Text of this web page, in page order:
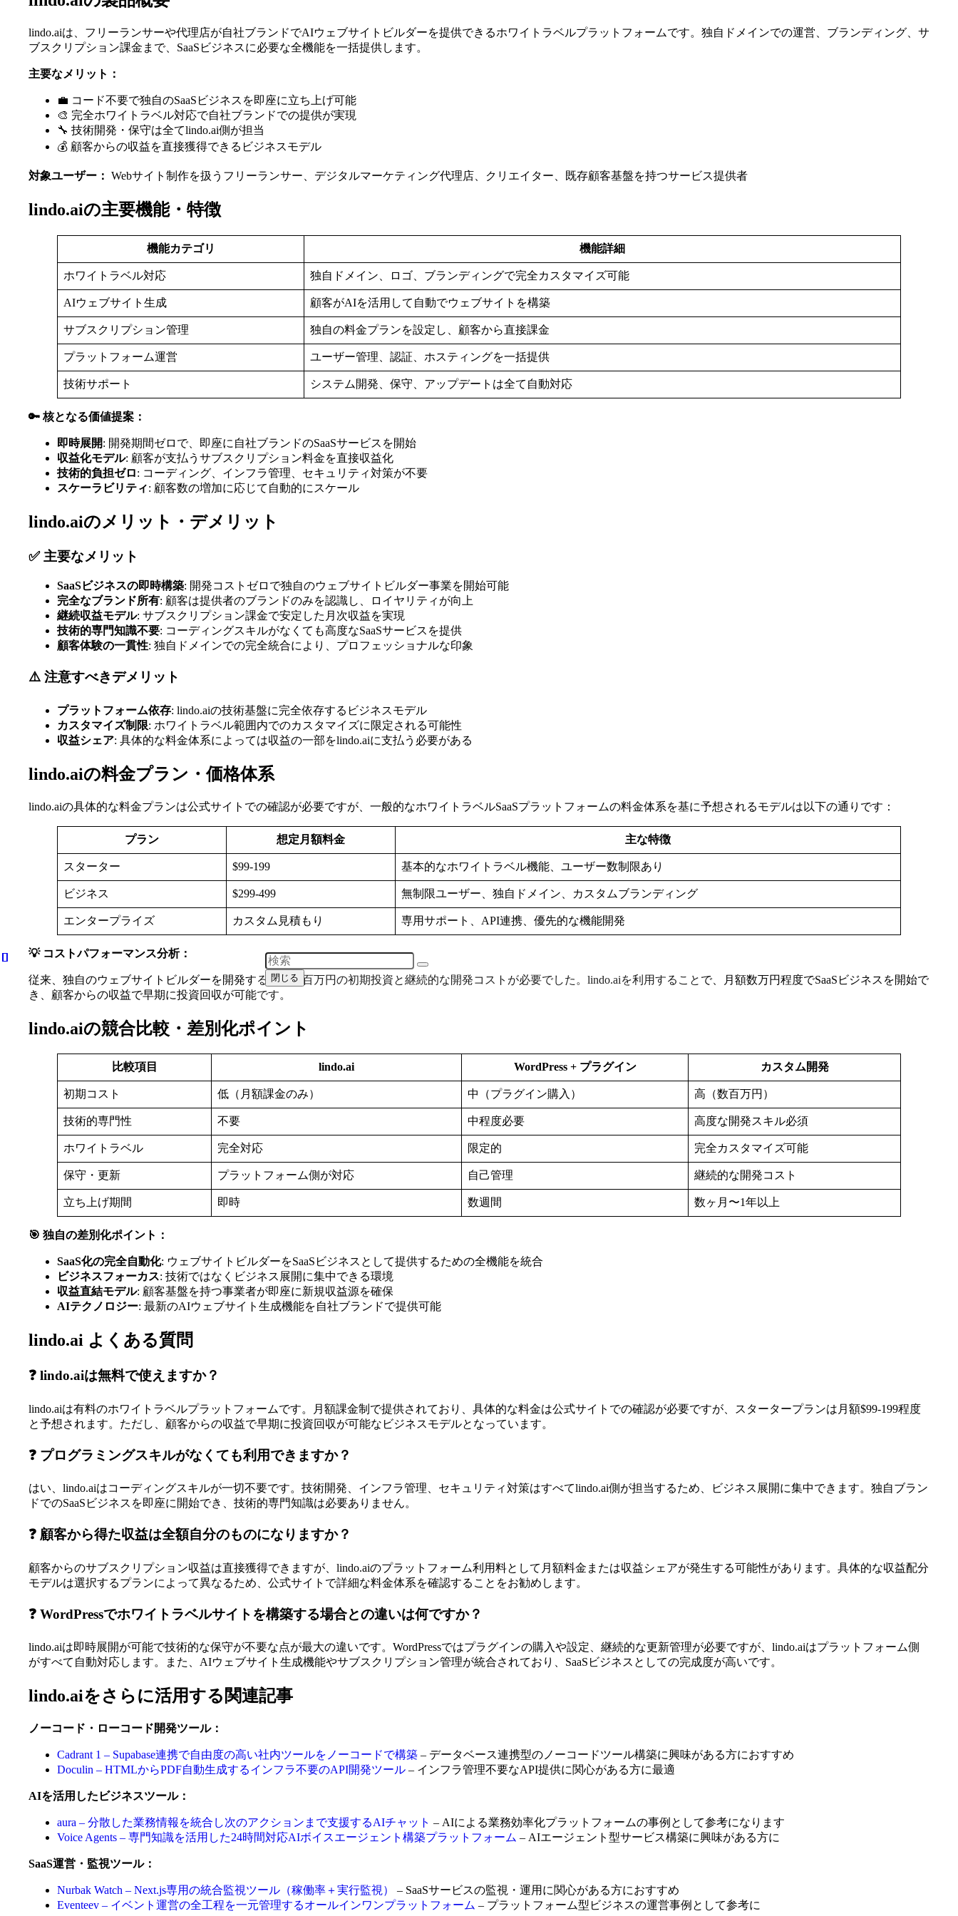
lindo.aiは、フリーランサーや代理店が自社ブランドでAIウェブサイトビルダーを提供できるホワイトラベルプラットフォームです。独自ドメインでの運営、ブランディング、サ
ブスクリプション課金まで、SaaSビジネスに必要な全機能を一括提供します。
主要なメリット：
💼 コード不要で独自のSaaSビジネスを即座に立ち上げ可能
🎨 完全ホワイトラベル対応で自社ブランドでの提供が実現
🔧 技術開発・保守は全てlindo.ai側が担当
💰 顧客からの収益を直接獲得できるビジネスモデル
対象ユーザー： Webサイト制作を扱うフリーランサー、デジタルマーケティング代理店、クリエイター、既存顧客基盤を持つサービス提供者
lindo.aiの主要機能・特徴
機能カテゴリ 機能詳細
ホワイトラベル対応 独自ドメイン、ロゴ、ブランディングで完全カスタマイズ可能
AIウェブサイト生成 顧客がAIを活用して自動でウェブサイトを構築
サブスクリプション管理 独自の料金プランを設定し、顧客から直接課金
プラットフォーム運営 ユーザー管理、認証、ホスティングを一括提供
技術サポート システム開発、保守、アップデートは全て自動対応
🔑 核となる価値提案：
即時展開: 開発期間ゼロで、即座に自社ブランドのSaaSサービスを開始
収益化モデル: 顧客が支払うサブスクリプション料金を直接収益化
技術的負担ゼロ: コーディング、インフラ管理、セキュリティ対策が不要
スケーラビリティ: 顧客数の増加に応じて自動的にスケール
lindo.aiのメリット・デメリット
✅ 主要なメリット
SaaSビジネスの即時構築: 開発コストゼロで独自のウェブサイトビルダー事業を開始可能
完全なブランド所有: 顧客は提供者のブランドのみを認識し、ロイヤリティが向上
継続収益モデル: サブスクリプション課金で安定した月次収益を実現
技術的専門知識不要: コーディングスキルがなくても高度なSaaSサービスを提供
顧客体験の一貫性: 独自ドメインでの完全統合により、プロフェッショナルな印象
⚠️ 注意すべきデメリット
プラットフォーム依存: lindo.aiの技術基盤に完全依存するビジネスモデル
カスタマイズ制限: ホワイトラベル範囲内でのカスタマイズに限定される可能性
収益シェア: 具体的な料金体系によっては収益の一部をlindo.aiに支払う必要がある
lindo.aiの料金プラン・価格体系
lindo.aiの具体的な料金プランは公式サイトでの確認が必要ですが、一般的なホワイトラベルSaaSプラットフォームの料金体系を基に予想されるモデルは以下の通りです：
プラン 想定月額料金 主な特徴
スターター $99-199 基本的なホワイトラベル機能、ユーザー数制限あり
ビジネス $299-499 無制限ユーザー、独自ドメイン、カスタムブランディング
エンタープライズ カスタム見積もり 専用サポート、API連携、優先的な機能開発
💡 コストパフォーマンス分析：
従来、独自のウェブサイトビルダーを開発するには数百万円の初期投資と継続的な開発コストが必要でした。lindo.aiを利用することで、月額数万円程度でSaaSビジネスを開始で
き、顧客からの収益で早期に投資回収が可能です。
lindo.aiの競合比較・差別化ポイント
比較項目 lindo.ai WordPress + プラグイン カスタム開発
初期コスト 低（月額課金のみ） 中（プラグイン購入） 高（数百万円）
技術的専門性 不要 中程度必要 高度な開発スキル必須
ホワイトラベル 完全対応 限定的 完全カスタマイズ可能
保守・更新 プラットフォーム側が対応 自己管理 継続的な開発コスト
立ち上げ期間 即時 数週間 数ヶ月〜1年以上
🎯 独自の差別化ポイント：
SaaS化の完全自動化: ウェブサイトビルダーをSaaSビジネスとして提供するための全機能を統合
ビジネスフォーカス: 技術ではなくビジネス展開に集中できる環境
収益直結モデル: 顧客基盤を持つ事業者が即座に新規収益源を確保
AIテクノロジー: 最新のAIウェブサイト生成機能を自社ブランドで提供可能
lindo.ai よくある質問
❓ lindo.aiは無料で使えますか？
lindo.aiは有料のホワイトラベルプラットフォームです。月額課金制で提供されており、具体的な料金は公式サイトでの確認が必要ですが、スタータープランは月額$99-199程度
と予想されます。ただし、顧客からの収益で早期に投資回収が可能なビジネスモデルとなっています。
❓ プログラミングスキルがなくても利用できますか？
はい、lindo.aiはコーディングスキルが一切不要です。技術開発、インフラ管理、セキュリティ対策はすべてlindo.ai側が担当するため、ビジネス展開に集中できます。独自ブラン
ドでのSaaSビジネスを即座に開始でき、技術的専門知識は必要ありません。
❓ 顧客から得た収益は全額自分のものになりますか？
顧客からのサブスクリプション収益は直接獲得できますが、lindo.aiのプラットフォーム利用料として月額料金または収益シェアが発生する可能性があります。具体的な収益配分
モデルは選択するプランによって異なるため、公式サイトで詳細な料金体系を確認することをお勧めします。
❓ WordPressでホワイトラベルサイトを構築する場合との違いは何ですか？
lindo.aiは即時展開が可能で技術的な保守が不要な点が最大の違いです。WordPressではプラグインの購入や設定、継続的な更新管理が必要ですが、lindo.aiはプラットフォーム側
がすべて自動対応します。また、AIウェブサイト生成機能やサブスクリプション管理が統合されており、SaaSビジネスとしての完成度が高いです。
lindo.aiをさらに活用する関連記事
ノーコード・ローコード開発ツール：
Cadrant 1 – Supabase連携で自由度の高い社内ツールをノーコードで構築 – データベース連携型のノーコードツール構築に興味がある方におすすめ
Doculin – HTMLからPDF自動生成するインフラ不要のAPI開発ツール – インフラ管理不要なAPI提供に関心がある方に最適
AIを活用したビジネスツール：
aura – 分散した業務情報を統合し次のアクションまで支援するAIチャット – AIによる業務効率化プラットフォームの事例として参考になります
Voice Agents – 専門知識を活用した24時間対応AIボイスエージェント構築プラットフォーム – AIエージェント型サービス構築に興味がある方に
SaaS運営・監視ツール：
Nurbak Watch – Next.js専用の統合監視ツール（稼働率＋実行監視）
– SaaSサービスの監視・運用に関心がある方におすすめ
Eventeev – イベント運営の全工程を一元管理するオールインワンプラットフォーム – プラットフォーム型ビジネスの運営事例として参考に
閉じる